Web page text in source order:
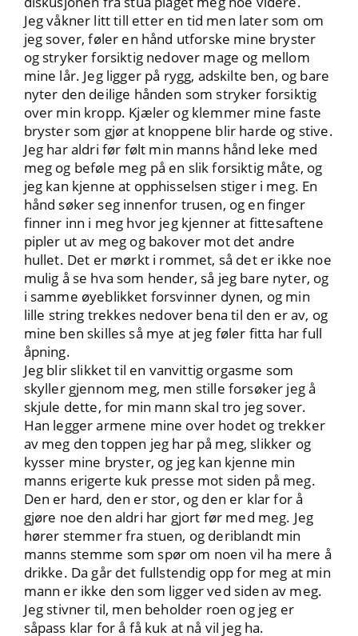
Jeg våkner litt till etter en tid men later som om
jeg sover, føler en hånd utforske mine bryster
og stryker forsiktig nedover mage og mellom
mine lår. Jeg ligger på rygg, adskilte ben, og bare
nyter den deilige hånden som stryker forsiktig
over min kropp. Kjæler og klemmer mine faste
bryster som gjør at knoppene blir harde og stive.
Jeg har aldri før følt min manns hånd leke med
meg og beføle meg på en slik forsiktig måte, og
jeg kan kjenne at opphisselsen stiger i meg. En
hånd søker seg innenfor trusen, og en finger
finner inn i meg hvor jeg kjenner at fittesaftene
pipler ut av meg og bakover mot det andre
hullet. Det er mørkt i rommet, så det er ikke noe
mulig å se hva som hender, så jeg bare nyter, og
i samme øyeblikket forsvinner dynen, og min
lille string trekkes nedover bena til den er av, og
mine ben skilles så mye at jeg føler fitta har full
åpning.
Jeg blir slikket til en vanvittig orgasme som
skyller gjennom meg, men stille forsøker jeg å
skjule dette, for min mann skal tro jeg sover.
Han legger armene mine over hodet og trekker
av meg den toppen jeg har på meg, slikker og
kysser mine bryster, og jeg kan kjenne min
manns erigerte kuk presse mot siden på meg.
Den er hard, den er stor, og den er klar for å
gjøre noe den aldri har gjort før med meg. Jeg
hører stemmer fra stuen, og deriblandt min
manns stemme som spør om noen vil ha mere å
drikke. Da går det fullstendig opp for meg at min
mann er ikke den som ligger ved siden av meg.
Jeg stivner til, men beholder roen og jeg er
såpass klar for å få kuk at nå vil jeg ha.